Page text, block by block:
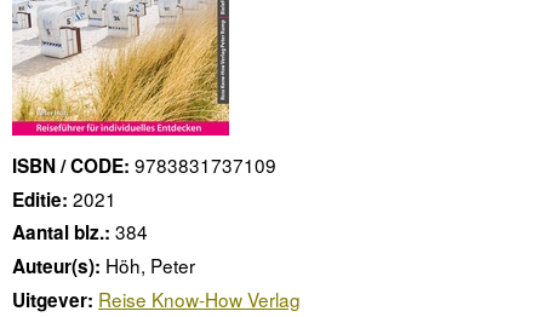
ISBN / CODE: 9783831737109
Editie: 2021
Aantal blz.: 384
Auteur(s): Höh, Peter
Uitgever: Reise Know-How Verlag